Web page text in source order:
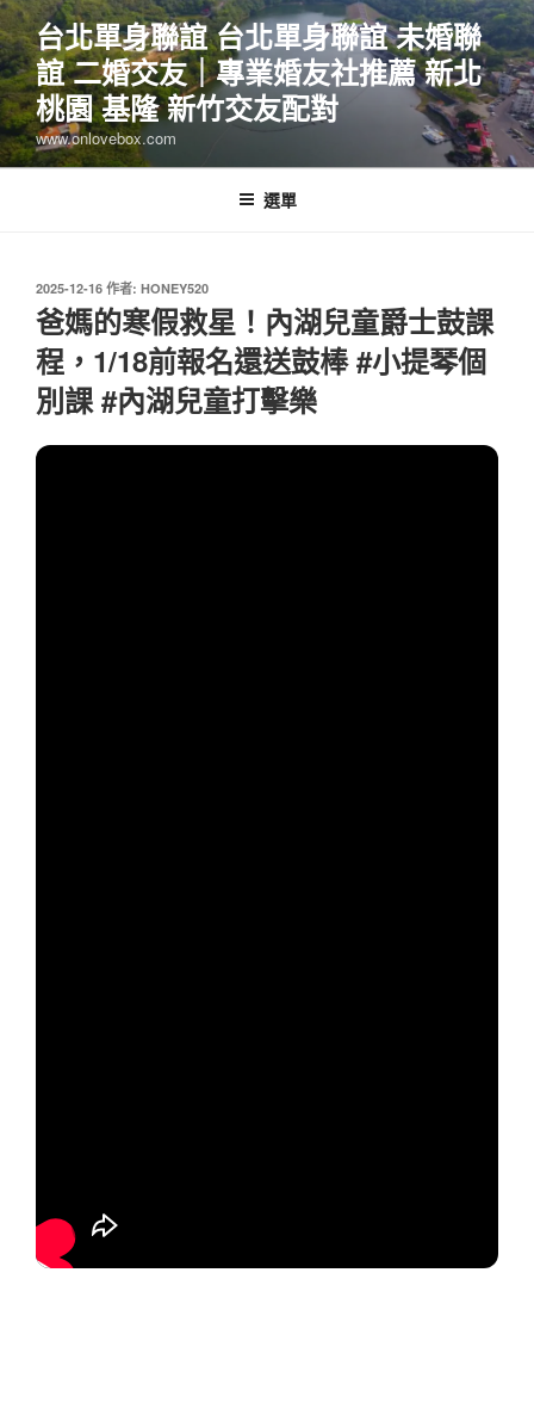
跳
至
主
要
內
容
台北單身聯誼 台北單身聯誼 未婚聯
誼 二婚交友｜專業婚友社推薦 新北
桃園 基隆 新竹交友配對
www.onlovebox.com
選單
發
佈
於
2025-12-16 作者: HONEY520
爸媽的寒假救星！內湖兒童爵士鼓課
程，1/18前報名還送鼓棒 #小提琴個
別課 #內湖兒童打擊樂